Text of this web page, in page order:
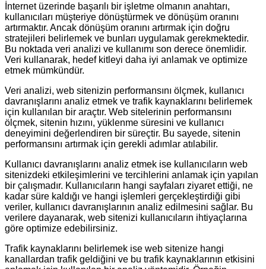
İnternet üzerinde başarılı bir işletme olmanın anahtarı,
kullanıcıları müşteriye dönüştürmek ve dönüşüm oranını
artırmaktır. Ancak dönüşüm oranını artırmak için doğru
stratejileri belirlemek ve bunları uygulamak gerekmektedir.
Bu noktada veri analizi ve kullanımı son derece önemlidir.
Veri kullanarak, hedef kitleyi daha iyi anlamak ve optimize
etmek mümkündür.
Veri analizi, web sitenizin performansını ölçmek, kullanıcı
davranışlarını analiz etmek ve trafik kaynaklarını belirlemek
için kullanılan bir araçtır. Web sitelerinin performansını
ölçmek, sitenin hızını, yüklenme süresini ve kullanıcı
deneyimini değerlendiren bir süreçtir. Bu sayede, sitenin
performansını artırmak için gerekli adımlar atılabilir.
Kullanıcı davranışlarını analiz etmek ise kullanıcıların web
sitenizdeki etkileşimlerini ve tercihlerini anlamak için yapılan
bir çalışmadır. Kullanıcıların hangi sayfaları ziyaret ettiği, ne
kadar süre kaldığı ve hangi işlemleri gerçekleştirdiği gibi
veriler, kullanıcı davranışlarının analiz edilmesini sağlar. Bu
verilere dayanarak, web sitenizi kullanıcıların ihtiyaçlarına
göre optimize edebilirsiniz.
Trafik kaynaklarını belirlemek ise web sitenize hangi
kanallardan trafik geldiğini ve bu trafik kaynaklarının etkisini